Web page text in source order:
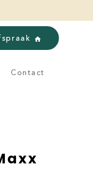
Contact